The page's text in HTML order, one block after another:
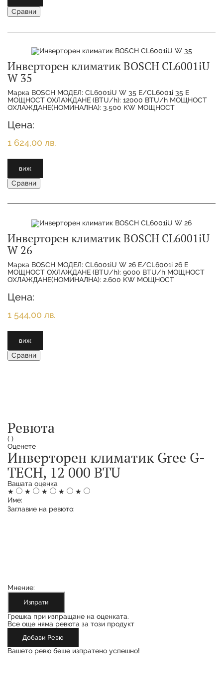
Сравни
Инверторен климатик BOSCH CL6001iU
W 35
Марка BOSCH МОДЕЛ: CL6001iU W 35 E/CL6001i 35 E
МОЩНОСТ ОХЛАЖДАНЕ (BTU/h): 12000 BTU/h МОЩНОСТ
ОХЛАЖДАНЕ(НОМИНАЛНА): 3.500 KW МОЩНОСТ
Цена:
1 624,00 лв.
виж
Сравни
Инверторен климатик BOSCH CL6001iU
W 26
Марка BOSCH МОДЕЛ: CL6001iU W 26 E/CL6001i 26 E
МОЩНОСТ ОХЛАЖДАНЕ (BTU/h): 9000 BTU/h МОЩНОСТ
ОХЛАЖДАНЕ(НОМИНАЛНА): 2.600 KW МОЩНОСТ
Цена:
1 544,00 лв.
виж
Сравни
Ревюта
( )
Оценете
Инверторен климатик Gree G-
TECH, 12 000 BTU
Вашата оценка
★
★ ★ ★
★
Име:
Заглавие на ревюто:
Мнение:
Изпрати
Грешка при изпращане на оценката.
Все още няма ревюта за този продукт
Добави Ревю
Вашето ревю беше изпратено успешно!